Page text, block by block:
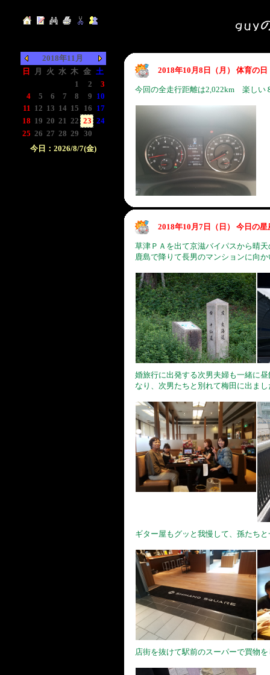
2018年11月
日
月 火 水 木 金 土
1 2
3
4
5 6 7 8 9 10
11 12 13 14 15 16 17
18 19 20 21 22 23 24
25 26 27 28 29 30
今日：2026/8/7(金)
2018年10月8日（月） 体育の
今回の全走行距離は2,022km 楽しい
2018年10月7日（日） 今日の
草津ＰＡを出て京滋バイパスから晴
鹿島で降りて長男のマンションに向
婚旅行に出発する次男夫婦も一緒に
なり、次男たちと別れて梅田に出まし
ギター屋もグッと我慢して、孫たち
店街を抜けて駅前のスーパーで買物